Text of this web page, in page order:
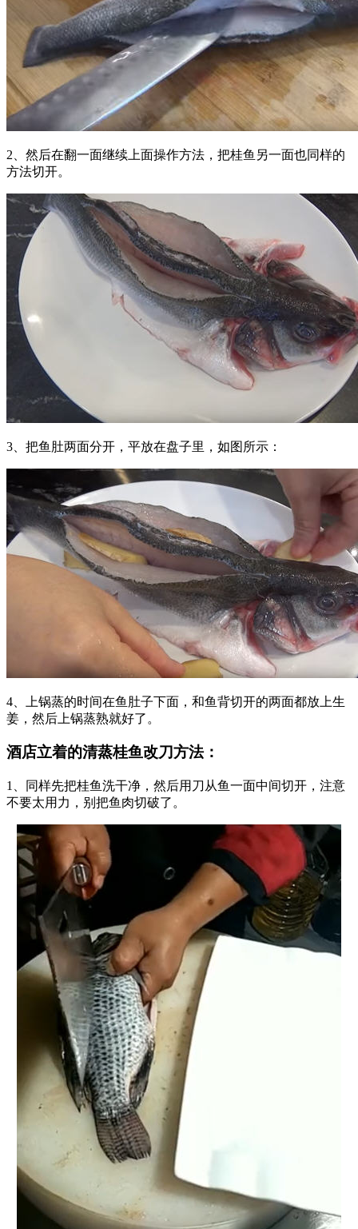
2、然后在翻一面继续上面操作方法，把桂鱼另一面也同样的
方法切开。
3、把鱼肚两面分开，平放在盘子里，如图所示：
4、上锅蒸的时间在鱼肚子下面，和鱼背切开的两面都放上生
姜，然后上锅蒸熟就好了。
酒店立着的清蒸桂鱼改刀方法：
1、同样先把桂鱼洗干净，然后用刀从鱼一面中间切开，注意
不要太用力，别把鱼肉切破了。